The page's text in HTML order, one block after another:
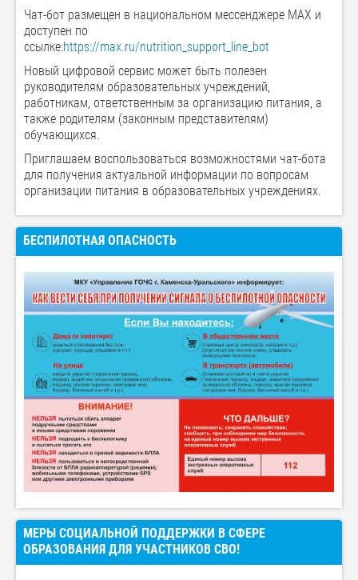
Чат-бот размещен в национальном мессенджере МАХ и
доступен по
ссылке:https://max.ru/nutrition_support_line_bot
Новый цифровой сервис может быть полезен
руководителям образовательных учреждений,
работникам, ответственным за организацию питания, а
также родителям (законным представителям)
обучающихся.
Приглашаем воспользоваться возможностями чат-бота
для получения актуальной информации по вопросам
организации питания в образовательных учреждениях.
БЕСПИЛОТНАЯ ОПАСНОСТЬ
МЕРЫ СОЦИАЛЬНОЙ ПОДДЕРЖКИ В СФЕРЕ
ОБРАЗОВАНИЯ ДЛЯ УЧАСТНИКОВ СВО!